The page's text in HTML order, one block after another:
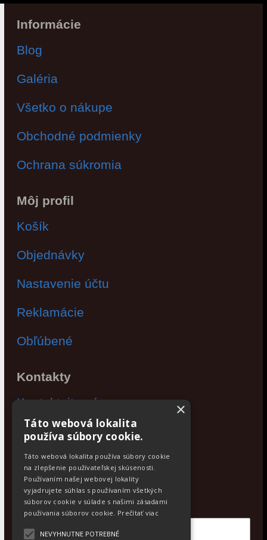
Informácie
Blog
Galéria
Všetko o nákupe
Obchodné podmienky
Ochrana súkromia
Môj profil
Košík
Objednávky
Nastavenie účtu
Reklamácie
Obľúbené
Kontakty
Kontaktujte nás
Po - Pia: 9:00 - 17:00
Newsletter
Odoberajte aktuálne novinky
×
Táto webová lokalita
používa súbory cookie.
Táto webová lokalita používa súbory cookie
na zlepšenie používateľskej skúsenosti.
Používaním našej webovej lokality
vyjadrujete súhlas s používaním všetkých
súborov cookie v súlade s našimi zásadami
používania súborov cookie. Prečítať viac
NEVYHNUTNE POTREBNÉ